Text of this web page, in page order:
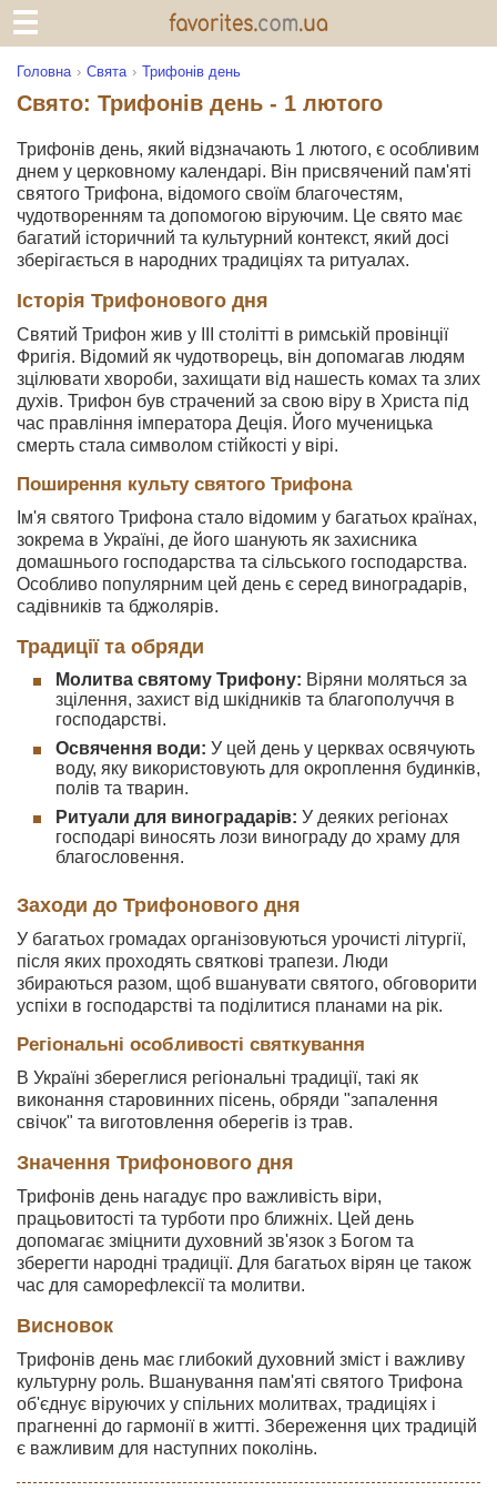
Головна Свята Трифонів день
Свято: Трифонів день - 1 лютого
Трифонів день, який відзначають 1 лютого, є особливим
днем у церковному календарі. Він присвячений пам'яті
святого Трифона, відомого своїм благочестям,
чудотворенням та допомогою віруючим. Це свято має
багатий історичний та культурний контекст, який досі
зберігається в народних традиціях та ритуалах.
Історія Трифонового дня
Святий Трифон жив у III столітті в римській провінції
Фригія. Відомий як чудотворець, він допомагав людям
зцілювати хвороби, захищати від нашесть комах та злих
духів. Трифон був страчений за свою віру в Христа під
час правління імператора Деція. Його мученицька
смерть стала символом стійкості у вірі.
Поширення культу святого Трифона
Ім'я святого Трифона стало відомим у багатьох країнах,
зокрема в Україні, де його шанують як захисника
домашнього господарства та сільського господарства.
Особливо популярним цей день є серед виноградарів,
садівників та бджолярів.
Традиції та обряди
Молитва святому Трифону: Віряни моляться за
зцілення, захист від шкідників та благополуччя в
господарстві.
Освячення води: У цей день у церквах освячують
воду, яку використовують для окроплення будинків,
полів та тварин.
Ритуали для виноградарів: У деяких регіонах
господарі виносять лози винограду до храму для
благословення.
Заходи до Трифонового дня
У багатьох громадах організовуються урочисті літургії,
після яких проходять святкові трапези. Люди
збираються разом, щоб вшанувати святого, обговорити
успіхи в господарстві та поділитися планами на рік.
Регіональні особливості святкування
В Україні збереглися регіональні традиції, такі як
виконання старовинних пісень, обряди "запалення
свічок" та виготовлення оберегів із трав.
Значення Трифонового дня
Трифонів день нагадує про важливість віри,
працьовитості та турботи про ближніх. Цей день
допомагає зміцнити духовний зв'язок з Богом та
зберегти народні традиції. Для багатьох вірян це також
час для саморефлексії та молитви.
Висновок
Трифонів день має глибокий духовний зміст і важливу
культурну роль. Вшанування пам'яті святого Трифона
об'єднує віруючих у спільних молитвах, традиціях і
прагненні до гармонії в житті. Збереження цих традицій
є важливим для наступних поколінь.